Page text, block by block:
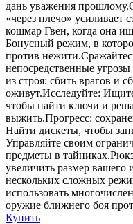
дань уважения
«через плечо» усиливает
кошмар Гвен, когда она
Бонусный режим, в
против
непосредственные
из строя: сбить врагов и
оживут.Исследуйте:
чтобы найти ключи и
выжить.Прогресс:
Найти дискеты, чтобы
Управляйте своим
предметы в
увеличить размер
нескольких сложных
использовать
оружие ближнего боя
Купить